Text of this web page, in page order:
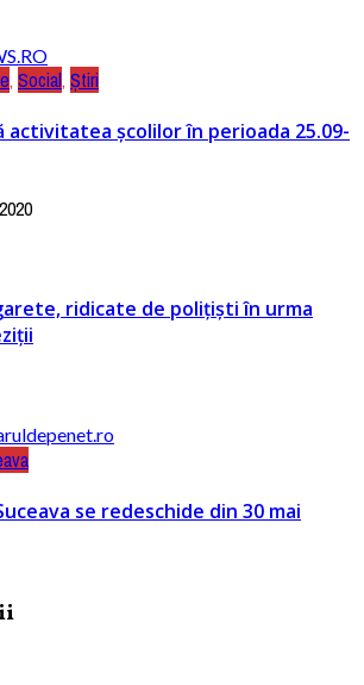
, Social, Știri
activitatea școlilor în perioada 25.09-
ridicate de polițiști în urma
se redeschide din 30 mai